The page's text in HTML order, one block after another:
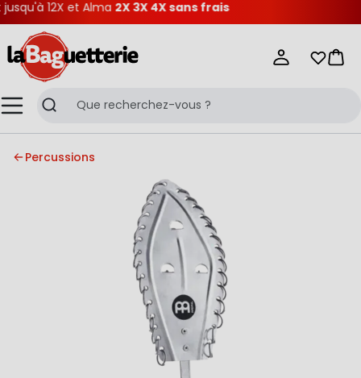
12X et Alma2X 3X 4X sans frais
MenuRecherche
Mes
Percussions